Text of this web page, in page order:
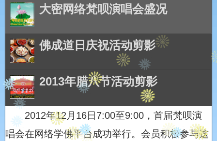
大密网络梵呗演唱会盛况
佛成道日庆祝活动剪影
2013年腊八节活动剪影
大密居士欢庆2013年春节
2012年12月16日7:00至9:00，首届梵呗演
唱会在网络学佛平台成功举行。会员积极参与这